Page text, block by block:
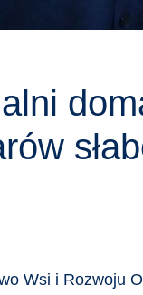
Wsi i Rozwoju